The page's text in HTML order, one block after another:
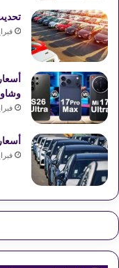
فبراير 13,
فبراير 12,
أسعار
فبراير 12,